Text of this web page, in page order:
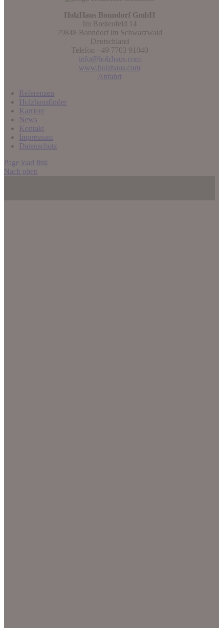
HolzHaus Bonndorf GmbH
Im Breitenfeld 14
79848 Bonndorf im Schwarzwald
Deutschland
Telefon +49 7703 91040
info@holzhaus.com
www.holzhaus.com
Anfahrt
Referenzen
Holzhausfinder
Karriere
News
Kontakt
Impressum
Datenschutz
Page load link
Nach oben